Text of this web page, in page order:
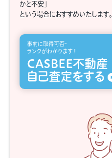
かと不安」
という場合におすすめいたします。
事前に取得可否･
ランクがわかります！
CASBEE不動産
自己査定をする